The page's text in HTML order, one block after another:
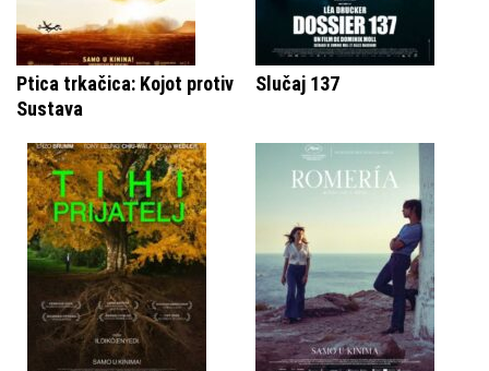
Ptica trkačica: Kojot protiv
Sustava
Slučaj 137